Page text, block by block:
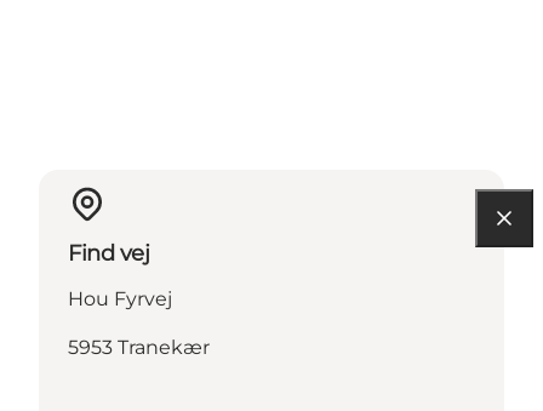
Find vej
Hou Fyrvej
5953 Tranekær